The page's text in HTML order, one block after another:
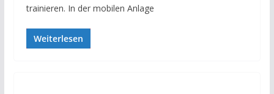
trainieren. In der mobilen Anlage
Weiterlesen